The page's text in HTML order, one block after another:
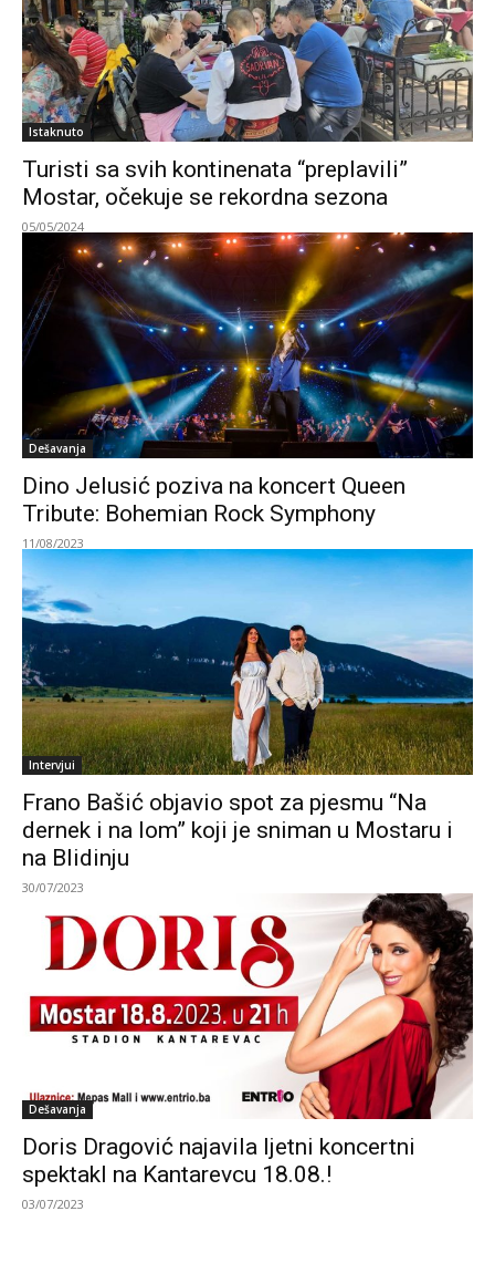
Istaknuto
Turisti sa svih kontinenata “preplavili”
Mostar, očekuje se rekordna sezona
05/05/2024
Dešavanja
Dino Jelusić poziva na koncert Queen
Tribute: Bohemian Rock Symphony
11/08/2023
Intervjui
Frano Bašić objavio spot za pjesmu “Na
dernek i na lom” koji je sniman u Mostaru i
na Blidinju
30/07/2023
Dešavanja
Doris Dragović najavila ljetni koncertni
spektakl na Kantarevcu 18.08.!
03/07/2023